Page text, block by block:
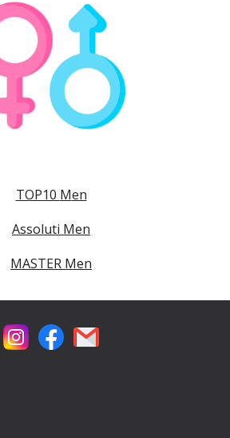
TOP10 Men
Assoluti Men
MASTER Men